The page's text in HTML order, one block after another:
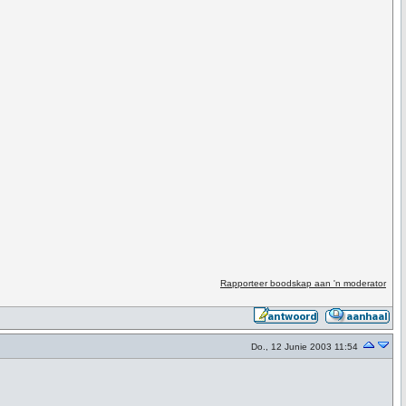
Rapporteer boodskap aan 'n moderator
Do., 12 Junie 2003 11:54